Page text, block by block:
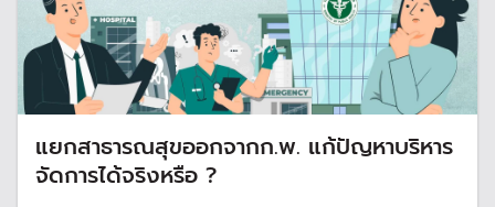
แยกสาธารณสุขออกจากก.พ. แก้ปัญหาบริหาร
จัดการได้จริงหรือ ?